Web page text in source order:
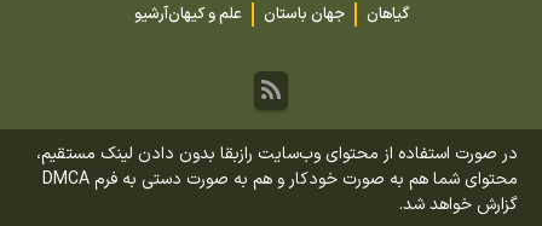
گیاهان
جهان باستان علم و کیهانآرشیو
در صورت استفاده از محتوای وب‌سایت رازبقا بدون دادن لینک مستقیم،
محتوای شما هم به صورت خودکار و هم به صورت دستی به فرم DMCA
گزارش خواهد شد.